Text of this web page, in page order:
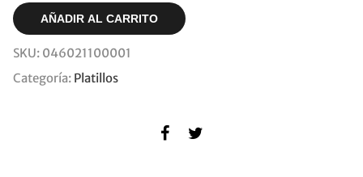
AÑADIR AL CARRITO
SKU: 046021100001
Categoría: Platillos